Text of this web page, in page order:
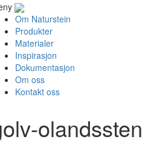
Om Naturstein
Produkter
Materialer
Inspirasjon
Dokumentasjon
Om oss
Kontakt oss
olandssten